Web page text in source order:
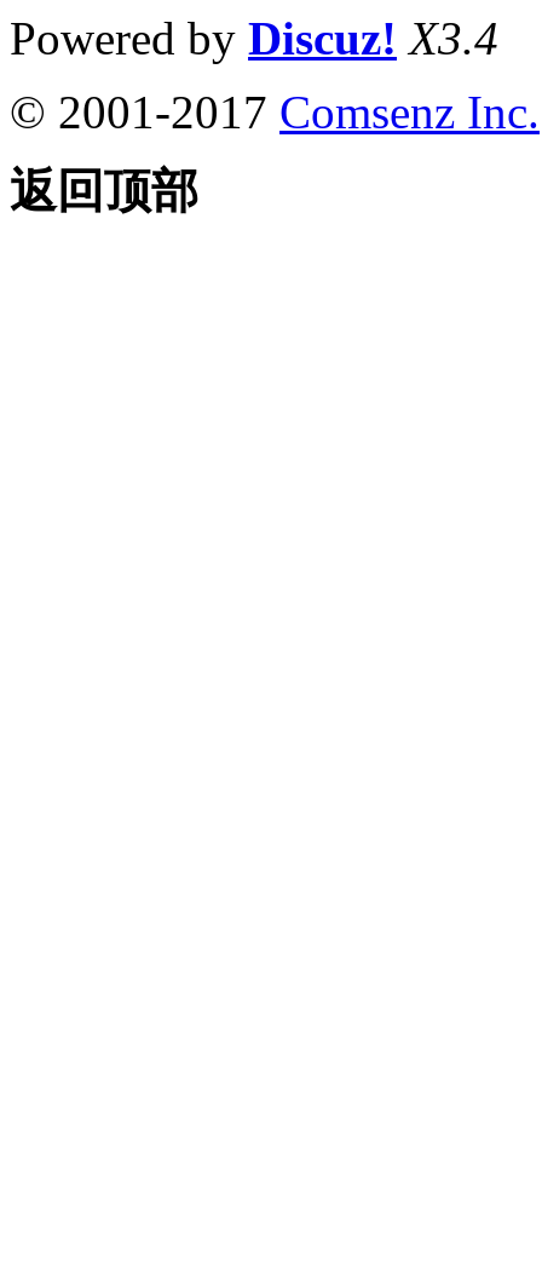
Powered by Discuz! X3.4
© 2001-2017 Comsenz Inc.
返回顶部